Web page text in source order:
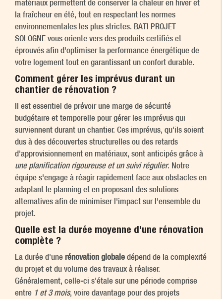
matériaux permettent de conserver la chaleur en hiver et
la fraîcheur en été, tout en respectant les normes
environnementales les plus strictes. BATI PROJET
SOLOGNE vous oriente vers des produits certifiés et
éprouvés afin d'optimiser la performance énergétique de
votre logement tout en garantissant un confort durable.
Comment gérer les imprévus durant un
chantier de rénovation ?
Il est essentiel de prévoir une marge de sécurité
budgétaire et temporelle pour gérer les imprévus qui
surviennent durant un chantier. Ces imprévus, qu'ils soient
dus à des découvertes structurelles ou des retards
d'approvisionnement en matériaux, sont anticipés grâce à
une planification rigoureuse et un suivi régulier. Notre
équipe s'engage à réagir rapidement face aux obstacles en
adaptant le planning et en proposant des solutions
alternatives afin de minimiser l'impact sur l'ensemble du
projet.
Quelle est la durée moyenne d'une rénovation
complète ?
La durée d'une rénovation globale dépend de la complexité
du projet et du volume des travaux à réaliser.
Généralement, celle-ci s'étale sur une période comprise
entre 1 et 3 mois, voire davantage pour des projets